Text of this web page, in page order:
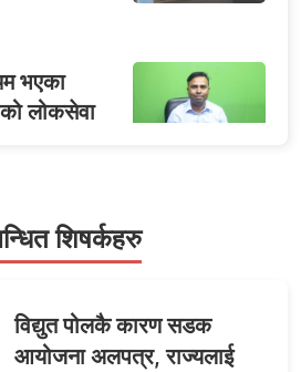
भएका
लोकसेवा
राजीनामा
शिषर्कहरु
विद्युत पोलकै कारण सडक
आयोजना अलपत्र, राज्यलाई